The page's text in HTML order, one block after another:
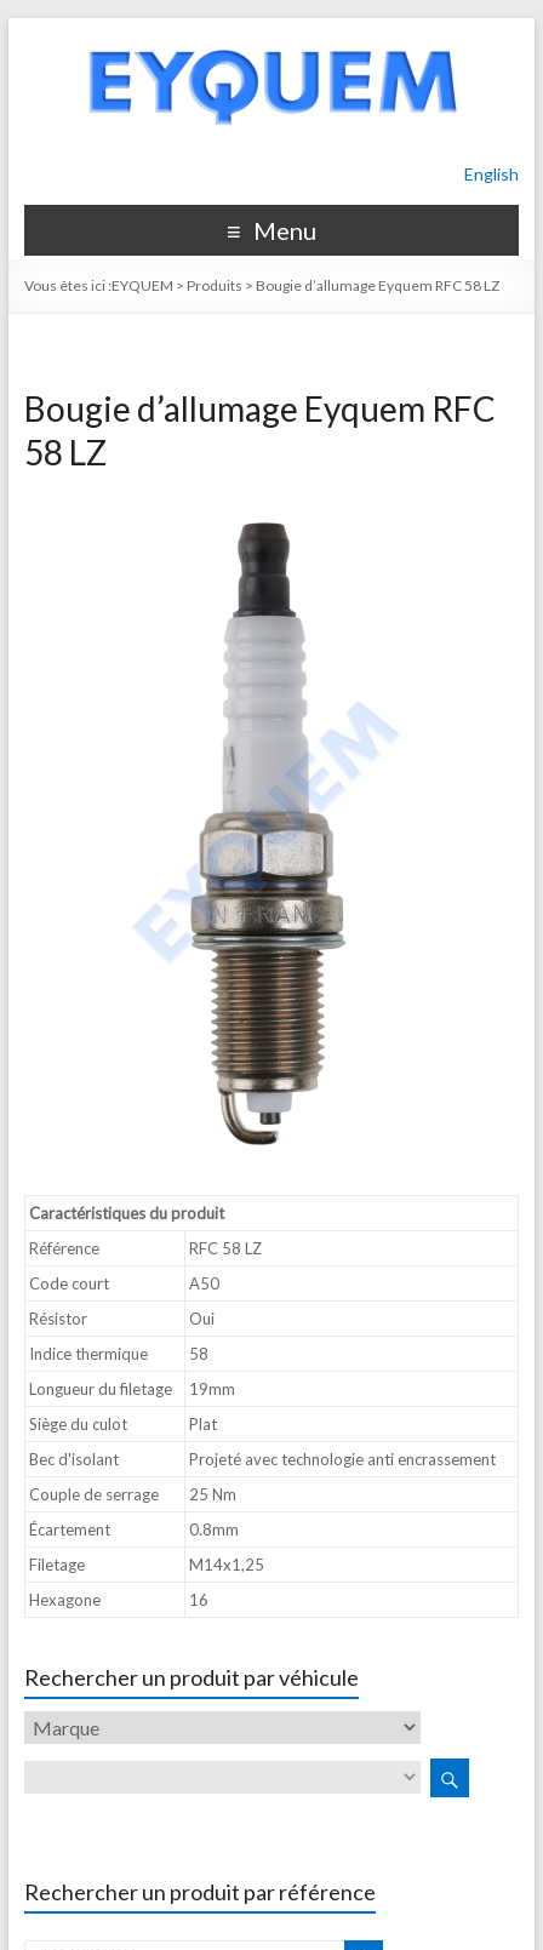
English
Menu
Vous êtes ici :EYQUEM > Produits > Bougie d’allumage Eyquem RFC 58 LZ
Bougie d’allumage Eyquem RFC
58 LZ
Caractéristiques du produit
Référence
RFC 58 LZ
Code court
A50
Résistor
Oui
Indice thermique
58
Longueur du filetage
19mm
Siège du culot
Plat
Bec d'isolant
Projeté avec technologie anti encrassement
Couple de serrage
25 Nm
Écartement
0.8mm
Filetage
M14x1,25
Hexagone
16
Rechercher un produit par véhicule
Rechercher un produit par référence